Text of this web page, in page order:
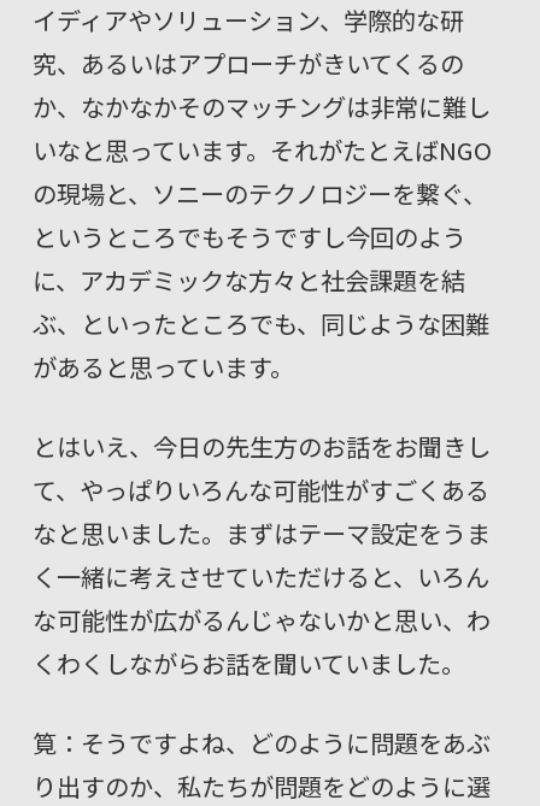
イディアやソリューション、学際的な研
究、あるいはアプローチがきいてくるの
か、なかなかそのマッチングは非常に難し
いなと思っています。それがたとえばNGO
の現場と、ソニーのテクノロジーを繋ぐ、
というところでもそうですし今回のよう
に、アカデミックな方々と社会課題を結
ぶ、といったところでも、同じような困難
があると思っています。
とはいえ、今日の先生方のお話をお聞きし
て、やっぱりいろんな可能性がすごくある
なと思いました。まずはテーマ設定をうま
く一緒に考えさせていただけると、いろん
な可能性が広がるんじゃないかと思い、わ
くわくしながらお話を聞いていました。
筧：そうですよね、どのように問題をあぶ
り出すのか、私たちが問題をどのように選